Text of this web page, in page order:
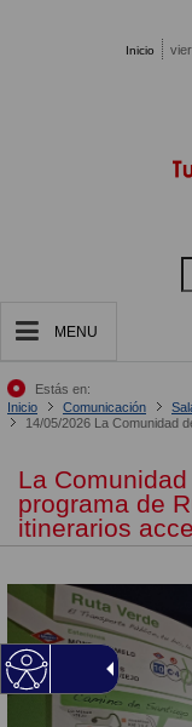
Inicio
MENU
Estás en:
Inicio
Comunicación
La
programa de
itinerarios